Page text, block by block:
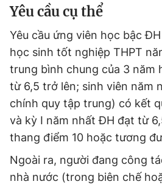
Yêu cầu cụ thể
Yêu cầu ứng viên học bậc
học sinh tốt nghiệp THPT
trung bình chung của 3 năm
từ 6,5 trở lên; sinh viên năm
chính quy tập trung) có kết
và kỳ I năm nhất ĐH đạt từ
thang điểm 10 hoặc tương
Ngoài ra, người đang công
nhà nước (trong biên chế